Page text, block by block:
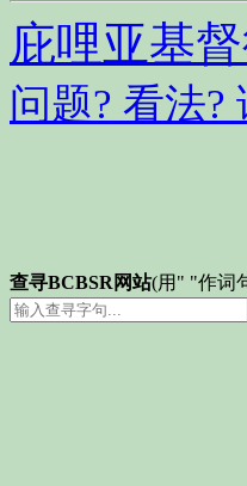
庇哩亚基
问题? 看法?
查寻BCBSR网站(用" "作词